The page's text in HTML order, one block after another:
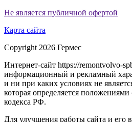
Не является публичной офертой
Карта сайта
Copyright 2026 Гермес
Интернет-сайт https://remontvolvo-
информационный и рекламный
и ни при каких условиях не
которая определяется
кодекса РФ.
Для улучшения работы сайта и его